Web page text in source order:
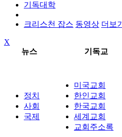
기독대학
크리스천 잡스 동영상 더보기
X
뉴스
기독교
정치
사회
국제
미국교회
한인교회
한국교회
세계교회
교회주소록